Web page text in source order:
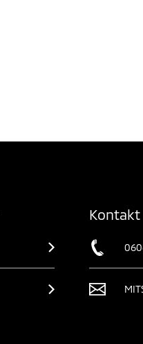
Kontakt